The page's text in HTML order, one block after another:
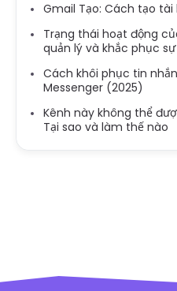
Gmail Tạo: Cách tạo
Trạng thái hoạt động
quản lý và khắc phục
Cách khôi phục tin
Messenger (2025)
Kênh này không thể
Tại sao và làm thế nào